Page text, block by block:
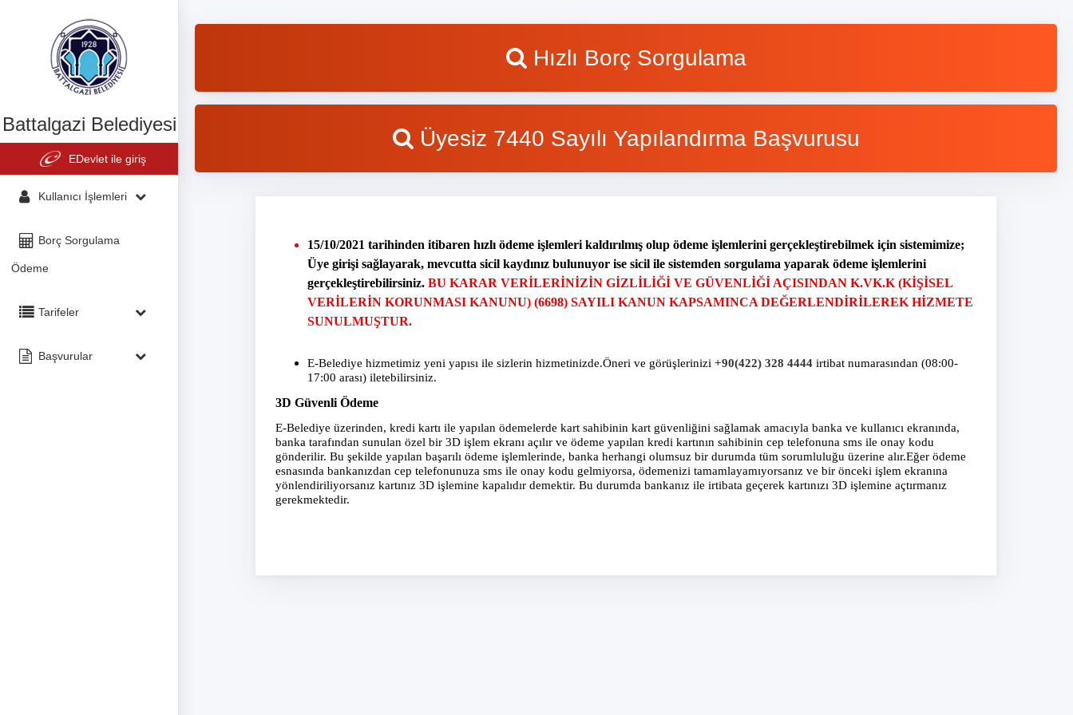
Battalgazi Belediyesi
EDevlet ile giriş
Kullanıcı İşlemleri
Borç Sorgulama
Ödeme
Tarifeler
Başvurular
Hızlı Borç Sorgulama
Üyesiz 7440 Sayılı Yapılandırma Başvurusu
15/10/2021 tarihinden itibaren hızlı ödeme işlemleri kaldırılmış olup ödeme işlemlerini gerçekleştirebilmek için sistemimize;
Üye girişi sağlayarak, mevcutta sicil kaydınız bulunuyor ise sicil ile sistemden sorgulama yaparak ödeme işlemlerini
gerçekleştirebilirsiniz. BU KARAR VERILERINIZIN GIZLILIĞI VE GÜVENLIĞI AÇISINDAN K.VK.K (KIŞISEL
VERILERIN KORUNMASI KANUNU) (6698) SAYILI KANUN KAPSAMINCA DEĞERLENDIRILEREK HIZMETE
SUNULMUŞTUR.
E-Belediye hizmetimiz yeni yapısı ile sizlerin hizmetinizde.Öneri ve görüşlerinizi +90(422) 328 4444 irtibat numarasından (08:00-
17:00 arası) iletebilirsiniz.
3D Güvenli Ödeme
E-Belediye üzerinden, kredi kartı ile yapılan ödemelerde kart sahibinin kart güvenliğini sağlamak amacıyla banka ve kullanıcı ekranında,
banka tarafından sunulan özel bir 3D işlem ekranı açılır ve ödeme yapılan kredi kartının sahibinin cep telefonuna sms ile onay kodu
gönderilir. Bu şekilde yapılan başarılı ödeme işlemlerinde, banka herhangi olumsuz bir durumda tüm sorumluluğu üzerine alır.Eğer ödeme
esnasında bankanızdan cep telefonunuza sms ile onay kodu gelmiyorsa, ödemenizi tamamlayamıyorsanız ve bir önceki işlem ekranına
yönlendiriliyorsanız kartınız 3D işlemine kapalıdır demektir. Bu durumda bankanız ile irtibata geçerek kartınızı 3D işlemine açtırmanız
gerekmektedir.